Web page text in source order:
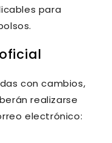
para
con cambios,
realizarse
electrónico: